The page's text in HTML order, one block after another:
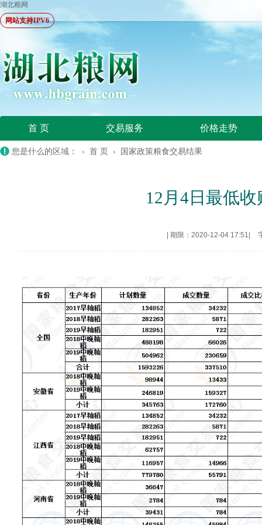
湖北粮网
网站支持IPV6
首 页 交易服务 价格走势
您是什么的区域： › 首 页 › 国家政策粮食交易结果
12月4日最低
期限：2020-12-04 17:51